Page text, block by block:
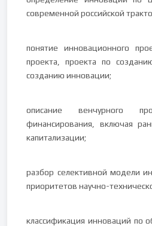
современной российской
понятие инновационного
проекта, проекта по
созданию инновации;
описание венчурного
финансирования, включая
капитализации;
разбор селективной модели
приоритетов научно-
классификация инноваций по